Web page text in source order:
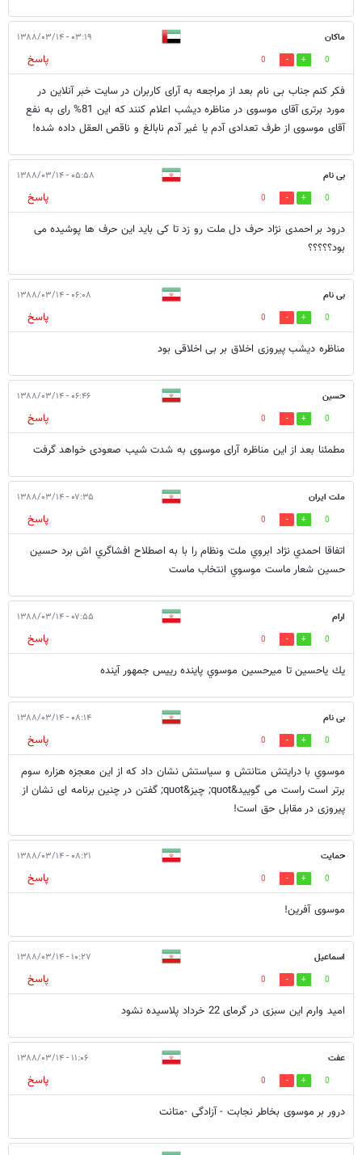
ماکان ۰۳:۱۹ - ۱۳۸۸/۰۳/۱۴
0
0
پاسخ
فکر کنم جناب بی نام بعد از مراجعه به آرای کاربران در سایت خبر آنلاین در
مورد برتری آقای موسوی در مناظره دیشب اعلام کنند که این 81% رای به نفع
آقای موسوی از طرف تعدادی آدم یا غیر آدم نابالغ و ناقص العقل داده شده!
بی نام ۰۵:۵۸ - ۱۳۸۸/۰۳/۱۴
0
0
پاسخ
درود بر احمدی نژاد حرف دل ملت رو زد تا کی باید این حرف ها پوشیده می
بود؟؟؟؟؟
بی نام ۰۶:۰۸ - ۱۳۸۸/۰۳/۱۴
0
0
پاسخ
مناظره دیشب پیروزی اخلاق بر بی اخلاقی بود
حسین ۰۶:۴۶ - ۱۳۸۸/۰۳/۱۴
0
0
پاسخ
مطمئنا بعد از این مناظره آرای موسوی به شدت شیب صعودی خواهد گرفت
ملت ايران ۰۷:۳۵ - ۱۳۸۸/۰۳/۱۴
0
0
پاسخ
اتفاقا احمدي نژاد ابروي ملت ونظام را با به اصطلاح افشاگري اش برد حسين
حسين شعار ماست موسوي انتخاب ماست
ارام ۰۷:۵۵ - ۱۳۸۸/۰۳/۱۴
0
0
پاسخ
يك ياحسين تا ميرحسين موسوي پاینده رییس جمهور آینده
بی نام ۰۸:۱۴ - ۱۳۸۸/۰۳/۱۴
0
0
پاسخ
موسوي با درايتش متانتش و سياستش نشان داد كه از اين معجزه هزاره سوم
برتر است راست می گویید&quot; چیز&quot; گفتن در چنین برنامه ای نشان از
پیروزی در مقابل حق است!
حمایت ۰۸:۲۱ - ۱۳۸۸/۰۳/۱۴
0
0
پاسخ
موسوی آفرین!
اسماعیل ۱۰:۲۷ - ۱۳۸۸/۰۳/۱۴
0
0
پاسخ
امید وارم این سبزی در گرمای 22 خرداد پلاسیده نشود
عفت ۱۱:۰۶ - ۱۳۸۸/۰۳/۱۴
0
0
پاسخ
درور بر موسوی بخاطر نجابت - آزادگی -متانت